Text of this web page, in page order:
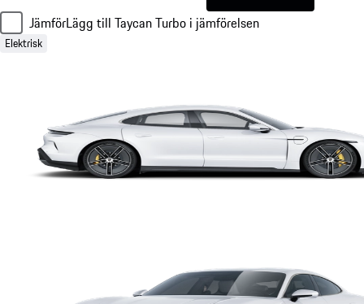
JämförLägg till Taycan Turbo i jämförelsen
Elektrisk